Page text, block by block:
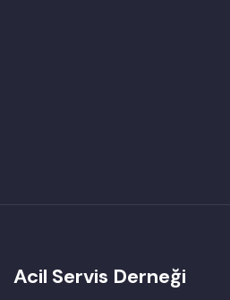
Acil Servis Derneği